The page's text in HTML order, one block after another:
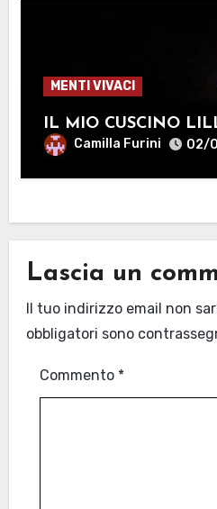
MENTI VIVACI
IL MIO CUSCINO
Camilla Furini 02/
Lascia un
Il tuo indirizzo email non
obbligatori sono
Commento *